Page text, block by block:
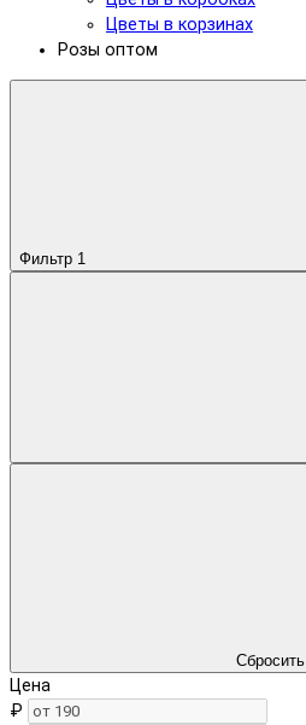
Цветы в корзинах
Розы оптом
Фильтр 1
Сбросить
Цена
₽